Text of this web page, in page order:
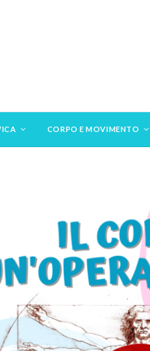
CORPO E MOVIMENTO